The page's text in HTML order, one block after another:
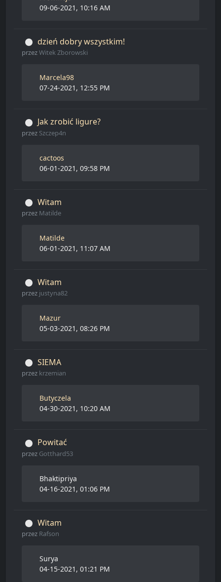
09-06-2021, 10:16 AM
dzień dobry wszystkim!
przezWitek Zborowski
Marcela98
07-24-2021, 12:55 PM
Jak zrobić ligure?
przez Szczep4n
cactoos
06-01-2021, 09:58 PM
Witam
przez Matilde
Matilde
06-01-2021, 11:07 AM
Witam
przez justyna82
Mazur
05-03-2021, 08:26 PM
SIEMA
przez krzemian
Butyczela
04-30-2021, 10:20 AM
Powitać
przez Gotthard53
Bhaktipriya
04-16-2021, 01:06 PM
Witam
przez Rafson
Surya
04-15-2021, 01:21 PM